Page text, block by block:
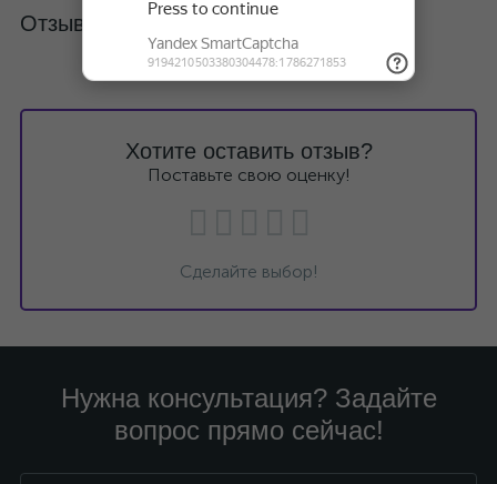
Отзывы
Хотите оставить отзыв?
Поставьте свою оценку!
Сделайте выбор!
Нужна консультация? Задайте
вопрос прямо сейчас!